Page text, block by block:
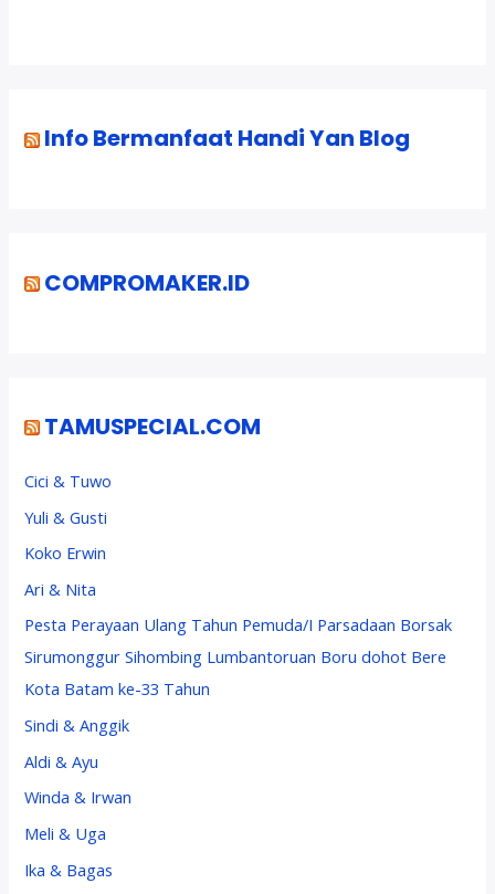
u Info Bermanfaat Handi Yan Blog
COMPROMAKER.ID
TAMUSPECIAL.COM
Cici & Tuwo
Yuli & Gusti
Koko Erwin
Ari & Nita
Pesta Perayaan Ulang Tahun Pemuda/I Parsadaan Borsak
Sirumonggur Sihombing Lumbantoruan Boru dohot Bere
Kota Batam ke-33 Tahun
Sindi & Anggik
Aldi & Ayu
Winda & Irwan
Meli & Uga
Ika & Bagas